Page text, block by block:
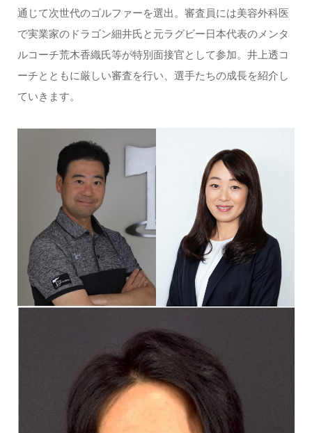
通じて次世代のゴルファーを選出。審査員には美容外科医
で実業家のドラゴン細井氏と元ラグビー日本代表のメンタ
ルコーチ荒木香織氏等が特別面接官として参加。井上透コ
ーチとともに厳しい審査を行い、選手たちの成長を紹介し
ていきます。